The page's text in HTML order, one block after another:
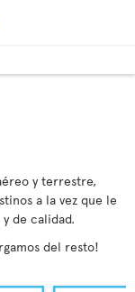
y terrestre,
a la vez que le
de calidad.
del resto!